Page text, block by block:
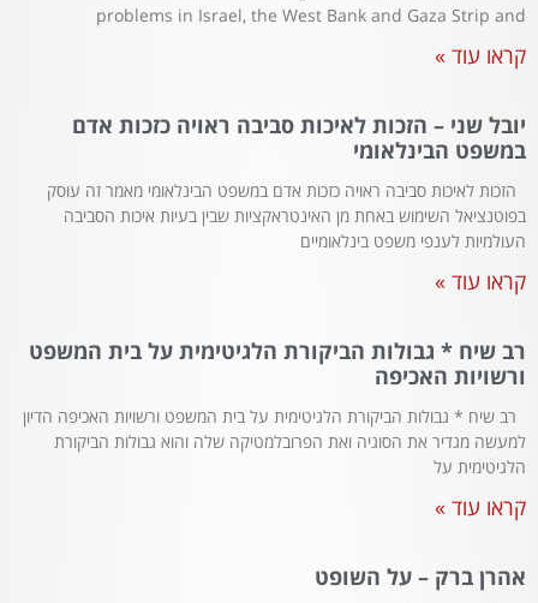
problems in Israel, the West Bank and Gaza Strip and
קראו עוד »
יובל שני – הזכות לאיכות סביבה ראויה כזכות אדם
במשפט הבינלאומי
הזכות לאיכות סביבה ראויה כזכות אדם במשפט הבינלאומי מאמר זה עוסק
בפוטנציאל השימוש באחת מן האינטראקציות שבין בעיות איכות הסביבה
העולמיות לענפי משפט בינלאומיים
קראו עוד »
רב שיח * גבולות הביקורת הלגיטימית על בית המשפט
ורשויות האכיפה
רב שיח * גבולות הביקורת הלגיטימית על בית המשפט ורשויות האכיפה הדיון
למעשה מגדיר את הסוגיה ואת הפרובלמטיקה שלה והוא גבולות הביקורת
הלגיטימית על
קראו עוד »
אהרן ברק – על השופט